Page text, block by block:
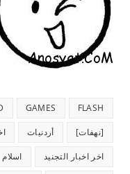
FLASH
GAMES
[نهفات] أردنيات
اخر اخبار التجنيد اسلام